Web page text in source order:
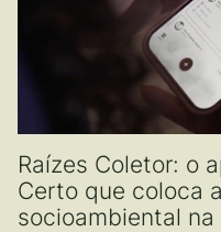
Raízes Coletor: o
Certo que coloca
socioambiental